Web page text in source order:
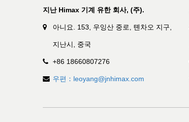
지난 Himax 기계 유한 회사, (주).
아니요. 153, 우잉산 중로, 톈차오 지구,
지난시, 중국
+86 18660807276
우편：leoyang@jnhimax.com